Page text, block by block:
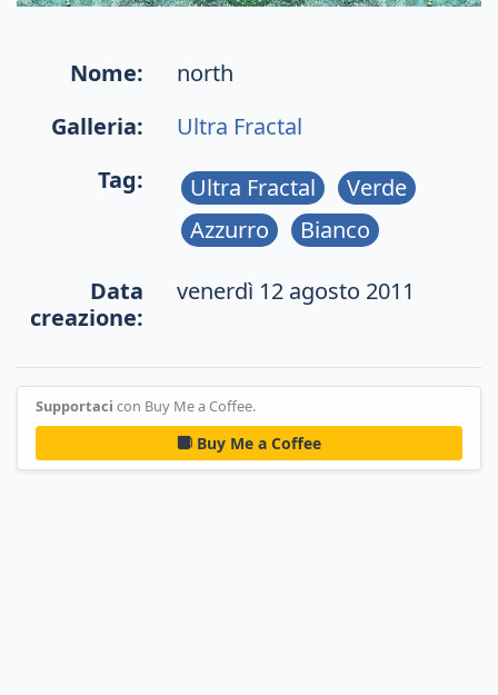
Nome:
north
Galleria:
Ultra Fractal
Tag:
Ultra Fractal
Verde
Azzurro
Bianco
Data
creazione:
venerdì 12 agosto 2011
Supportaci con Buy Me a Coffee.
Buy Me a Coffee